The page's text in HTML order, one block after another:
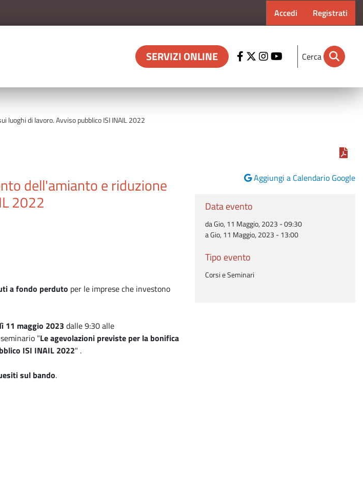
Menu profilo
Accedi Registrati
SERVIZI ONLINE Cerca
di lavoro. Avviso pubblico ISI INAIL 2022
Aggiungi a Calendario Google
Data evento
da Gio, 11 Maggio, 2023 - 09:30
a Gio, 11 Maggio, 2023 - 13:00
Tipo evento
Corsi e Seminari
dell'amianto e riduzione
2022
a fondo perduto per le imprese che investono
11 maggio 2023 dalle 9:30 alle
"Le agevolazioni previste per la bonifica
ISI INAIL 2022" .
sul bando.